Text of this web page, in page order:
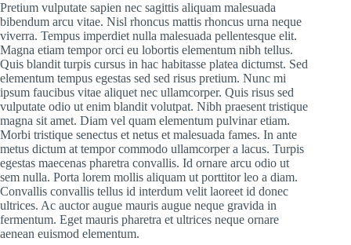
Pretium vulputate sapien nec sagittis aliquam malesuada
bibendum arcu vitae. Nisl rhoncus mattis rhoncus urna neque
viverra. Tempus imperdiet nulla malesuada pellentesque elit.
Magna etiam tempor orci eu lobortis elementum nibh tellus.
Quis blandit turpis cursus in hac habitasse platea dictumst. Sed
elementum tempus egestas sed sed risus pretium. Nunc mi
ipsum faucibus vitae aliquet nec ullamcorper. Quis risus sed
vulputate odio ut enim blandit volutpat. Nibh praesent tristique
magna sit amet. Diam vel quam elementum pulvinar etiam.
Morbi tristique senectus et netus et malesuada fames. In ante
metus dictum at tempor commodo ullamcorper a lacus. Turpis
egestas maecenas pharetra convallis. Id ornare arcu odio ut
sem nulla. Porta lorem mollis aliquam ut porttitor leo a diam.
Convallis convallis tellus id interdum velit laoreet id donec
ultrices. Ac auctor augue mauris augue neque gravida in
fermentum. Eget mauris pharetra et ultrices neque ornare
aenean euismod elementum.